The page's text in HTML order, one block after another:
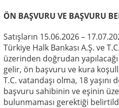
ÖN BAŞVURU VE BAŞVURU
Satışların 15.06.2026 –
Türkiye Halk Bankası A.Ş. ve
üzerinden doğrudan
gelir, ön başvuru ve kura
T.C. vatandaşı olma, 18
başvuru sahibinin ve eşinin
bulunmaması gerektiği